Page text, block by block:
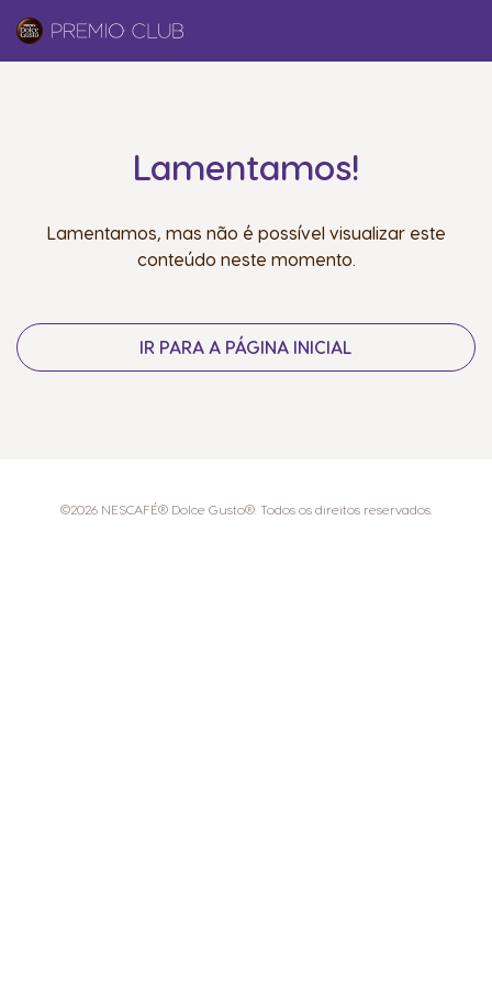
Lamentamos!
Lamentamos, mas não é possível visualizar este
conteúdo neste momento.
IR PARA A PÁGINA INICIAL
©2026 NESCAFÉ® Dolce Gusto®. Todos os direitos reservados.